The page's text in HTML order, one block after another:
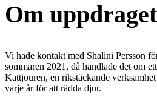
Om uppdraget
Vi hade kontakt med Shalini Persson
sommaren 2021, då handlade det om
Kattjouren, en rikstäckande
varje år för att rädda djur.